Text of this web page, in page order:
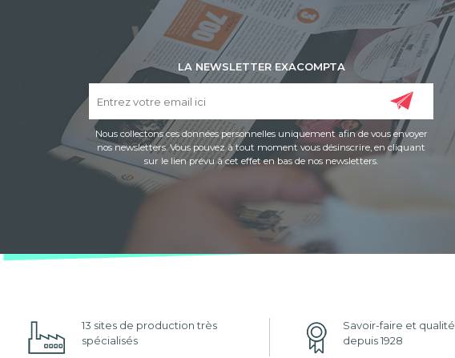
LA NEWSLETTER EXACOMPTA
Nous collectons ces données personnelles uniquement afin de vous envoyer
nos newsletters. Vous pouvez à tout moment vous désinscrire, en cliquant
sur le lien prévu à cet effet en bas de nos newsletters.
13 sites de production très
spécialisés
Savoir-faire et qualité
depuis 1928